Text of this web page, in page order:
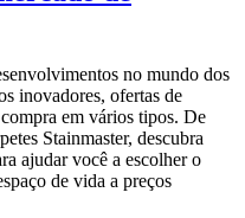
no mundo dos
inovadores, ofertas de
em vários tipos. De
Stainmaster, descubra
ajudar você a escolher o
de vida a preços